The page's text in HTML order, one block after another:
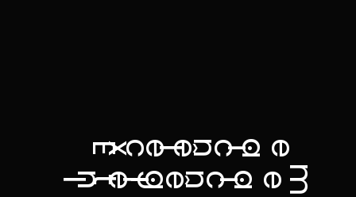
E
x
c
e
l
ên
c
i
ae
I
n
t
e
l
i
gên
c
i
ae
m